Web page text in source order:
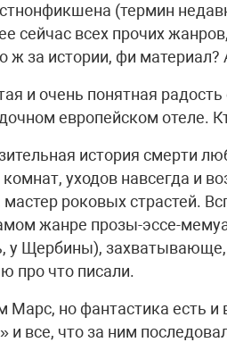
(термин
сейчас всех прочих
ж за истории, фи материал?
и очень понятная
европейском отеле.
история смерти
уходов навсегда и
роковых страстей.
жанре прозы-эссе-
у Щербины),
про что писали.
Марс, но фантастика есть
и все, что за ним